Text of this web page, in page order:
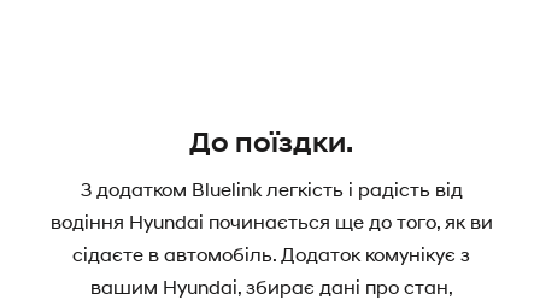
До поїздки.
З додатком Bluelink легкість і радість від
водіння Hyundai починається ще до того, як ви
сідаєте в автомобіль. Додаток комунікує з
вашим Hyundai, збирає дані про стан,